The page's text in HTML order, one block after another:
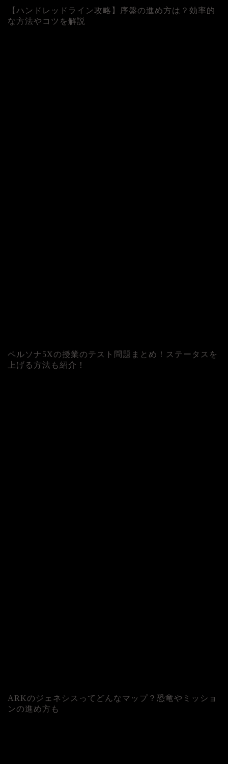
【ハンドレッドライン攻略】序盤の進め方は？効率的
な方法やコツを解説
ペルソナ5Xの授業のテスト問題まとめ！ステータスを
上げる方法も紹介！
ARKのジェネシスってどんなマップ？恐竜やミッショ
ンの進め方も